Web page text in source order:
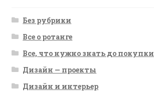
Без рубрики
Все о ротанге
Все, что нужно знать до покупки
Дизайн — проекты
Дизайн и интерьер